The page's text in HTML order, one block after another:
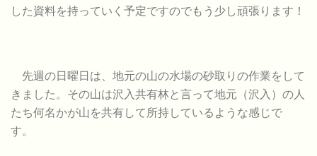
した資料を持っていく予定ですのでもう少し頑張ります！
先週の日曜日は、地元の山の水場の砂取りの作業をして
きました。その山は沢入共有林と言って地元（沢入）の人
たち何名かが山を共有して所持しているような感じで
す。